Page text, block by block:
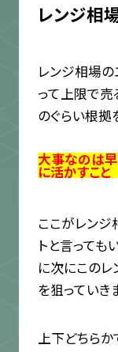
レンジ相
レンジ相場
って上限で売
のぐらい根拠
大事なのは
に活かすこと
ここがレン
トと言っても
に次にこの
を狙っていき
上下どちらか